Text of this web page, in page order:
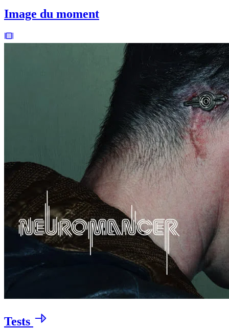
Image du moment
Tests